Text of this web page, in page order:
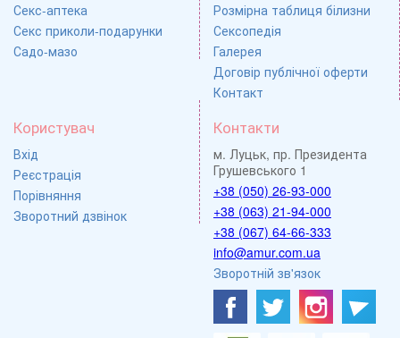
Секс-аптека
Секс приколи-подарунки
Садо-мазо
Розмірна таблиця білизни
Сексопедія
Галерея
Договір публічної оферти
Контакт
Користувач
Вхід
Реєстрація
Порівняння
Зворотний дзвінок
Контакти
м. Луцьк, пр. Президента
Грушевського 1
+38 (050) 26-93-000
+38 (063) 21-94-000
+38 (067) 64-66-333
info@amur.com.ua
Зворотній зв'язок